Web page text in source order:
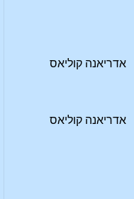
אדריאנה קוליאס
אדריאנה קוליאס